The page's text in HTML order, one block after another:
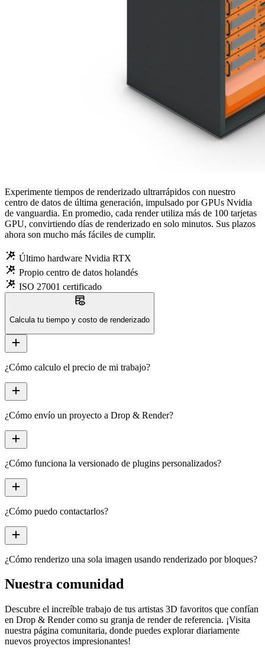
Experimente tiempos de renderizado ultrarrápidos con nuestro
centro de datos de última generación, impulsado por GPUs Nvidia
de vanguardia. En promedio, cada render utiliza más de 100 tarjetas
GPU, convirtiendo días de renderizado en solo minutos. Sus plazos
ahora son mucho más fáciles de cumplir.
wand_stars Último hardware Nvidia RTX
wand_stars Propio centro de datos holandés
wand_stars ISO 27001 certificado
table_eye
Calcula tu tiempo y costo de renderizado
add
¿Cómo calculo el precio de mi trabajo?
add
¿Cómo envío un proyecto a Drop & Render?
add
¿Cómo funciona la versionado de plugins personalizados?
add
¿Cómo puedo contactarlos?
add
¿Cómo renderizo una sola imagen usando renderizado por bloques?
Nuestra comunidad
Descubre el increíble trabajo de tus artistas 3D favoritos que confían
en Drop & Render como su granja de render de referencia. ¡Visita
nuestra página comunitaria, donde puedes explorar diariamente
nuevos proyectos impresionantes!